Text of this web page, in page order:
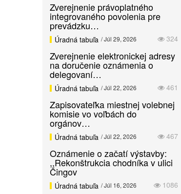
Zverejnenie právoplatného
integrovaného povolenia pre
prevádzku…
324
Úradná tabuľa / Júl 29, 2026
Zverejnenie elektronickej adresy
na doručenie oznámenia o
delegovaní…
461
Úradná tabuľa / Júl 22, 2026
Zapisovateľka miestnej volebnej
komisie vo voľbách do
orgánov…
467
Úradná tabuľa / Júl 22, 2026
Oznámenie o začatí výstavby:
,,Rekonštrukcia chodníka v ulici
Čingov
1086
Úradná tabuľa / Júl 16, 2026